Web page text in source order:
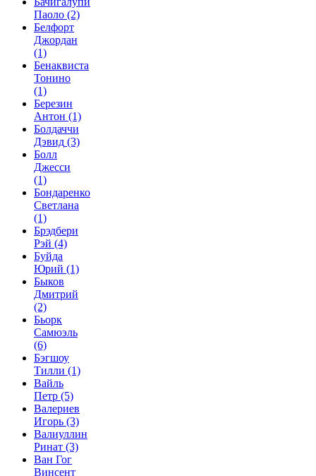
Паоло (2)
Белфорт
Джордан
(1)
Бенаквиста
Тонино
(1)
Березин
Антон (1)
Болдаччи
Дэвид (3)
Болл
Джесси
(1)
Бондаренко
Светлана
(1)
Брэдбери
Рэй (4)
Буйда
Юрий (1)
Быков
Дмитрий
(2)
Бьорк
Самюэль
(6)
Бэгшоу
Тилли (1)
Вайль
Петр (5)
Валериев
Игорь (3)
Валиуллин
Ринат (3)
Ван Гог
Винсент